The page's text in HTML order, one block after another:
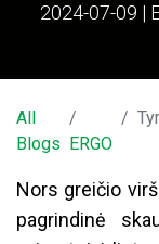
2024-07-09 |
All
Blogs
ERGO
Nors greičio
pagrindinė